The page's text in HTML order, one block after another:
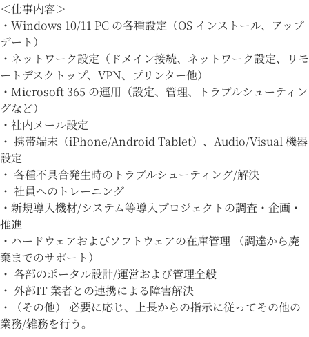
＜仕事内容＞
・Windows 10/11 PC の各種設定（OS インストール、アップ
デート）
・ネットワーク設定（ドメイン接続、ネットワーク設定、リモ
ートデスクトップ、VPN、プリンター他）
・Microsoft 365 の運用（設定、管理、トラブルシューティン
グなど）
・社内メール設定
・ 携帯端末（iPhone/Android Tablet）、Audio/Visual 機器
設定
・ 各種不具合発生時のトラブルシューティング/解決
・ 社員へのトレーニング
・新規導入機材/システム等導入プロジェクトの調査・企画・
推進
・ハードウェアおよびソフトウェアの在庫管理 （調達から廃
棄までのサポート）
・ 各部のポータル設計/運営および管理全般
・ 外部IT 業者との連携による障害解決
・（その他） 必要に応じ、上長からの指示に従ってその他の
業務/雑務を行う。